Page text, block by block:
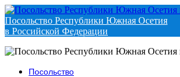
Посольство Республики Южная Осетия
в Российской Федерации
Посольство